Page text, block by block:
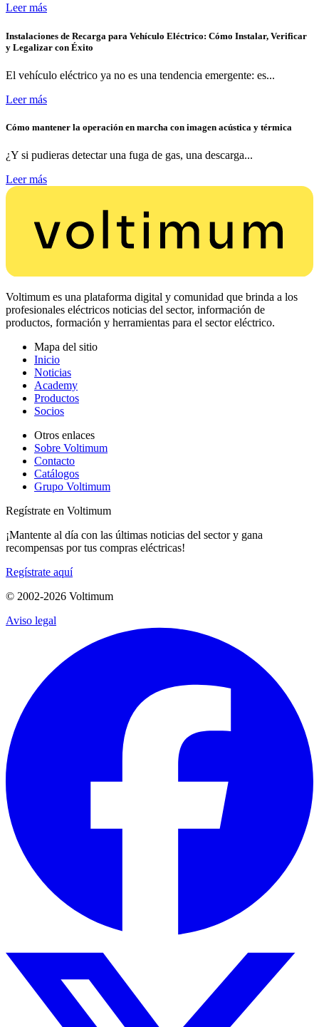
Leer más
Instalaciones de Recarga para Vehículo Eléctrico: Cómo Instalar, Verificar
y Legalizar con Éxito
El vehículo eléctrico ya no es una tendencia emergente: es...
Leer más
Cómo mantener la operación en marcha con imagen acústica y térmica
¿Y si pudieras detectar una fuga de gas, una descarga...
Leer más
Voltimum es una plataforma digital y comunidad que brinda a los
profesionales eléctricos noticias del sector, información de
productos, formación y herramientas para el sector eléctrico.
Mapa del sitio
Inicio
Noticias
Academy
Productos
Socios
Otros enlaces
Sobre Voltimum
Contacto
Catálogos
Grupo Voltimum
Regístrate en Voltimum
¡Mantente al día con las últimas noticias del sector y gana
recompensas por tus compras eléctricas!
Regístrate aquí
© 2002-2026 Voltimum
Aviso legal